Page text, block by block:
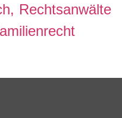
Rechtsanwälte